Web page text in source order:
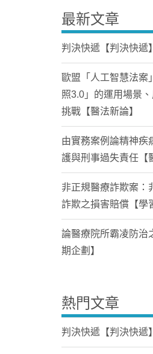
最新文章
判決快遞【判決快遞】
歐盟「人工智慧法案
照3.0」的運用場景
挑戰【醫法新論】
由實務案例論精神疾
護與刑事過失責任【
非正規醫療詐欺案：
詐欺之損害賠償【學
論醫療院所霸凌防治
期企劃】
熱門文章
判決快遞【判決快遞】